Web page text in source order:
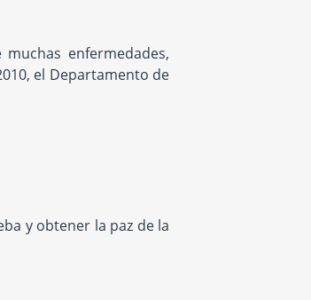
enfermedades,
el Departamento de
y obtener la paz de la